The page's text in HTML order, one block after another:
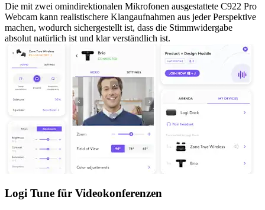
Die mit zwei omindirektionalen Mikrofonen ausgestattete C922 Pro
Webcam kann realistischere Klangaufnahmen aus jeder Perspektive
machen, wodurch sichergestellt ist, dass die Stimmwidergabe
absolut natürlich ist und klar verständlich ist.
Logi Tune für Videokonferenzen